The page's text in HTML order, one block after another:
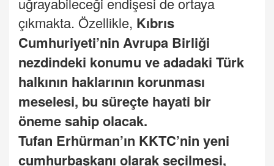
çıkmakta. Özellikle, Kıbrıs
Cumhuriyeti’nin Avrupa Birliği
nezdindeki konumu ve adadaki Türk
halkının haklarının korunması
meselesi, bu süreçte hayati bir
öneme sahip olacak.
Tufan Erhürman’ın KKTC’nin yeni
cumhurbaşkanı olarak seçilmesi,